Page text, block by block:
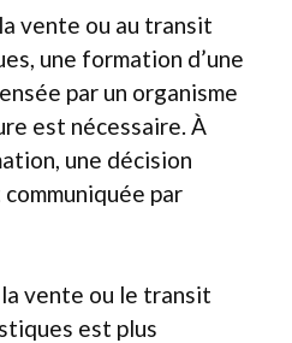
vente ou au transit
une formation d’une
par un organisme
est nécessaire. À
une décision
par
vente ou le transit
est plus